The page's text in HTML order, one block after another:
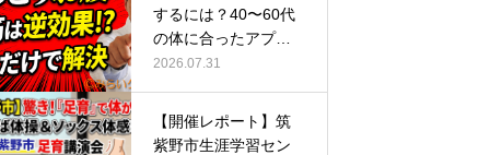
するには？40〜60代
の体に合ったアプロ
ーチ
2026.07.31
【開催レポート】筑
紫野市生涯学習セン